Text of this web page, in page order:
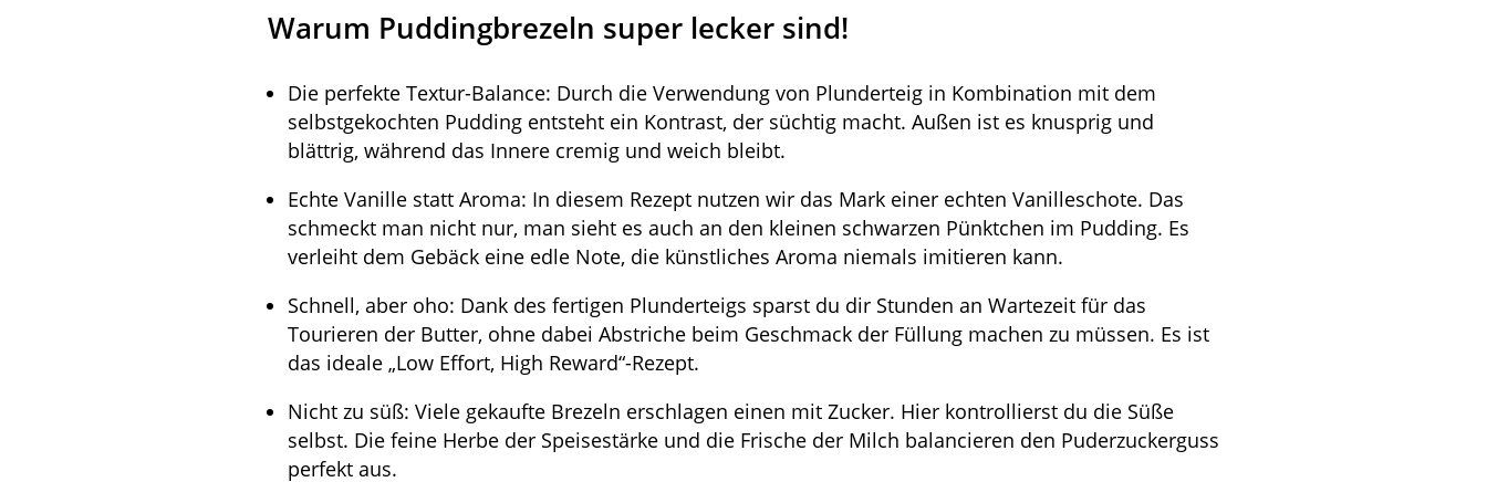
Warum Puddingbrezeln super lecker sind!
Die perfekte Textur-Balance: Durch die Verwendung von Plunderteig in Kombination mit dem
selbstgekochten Pudding entsteht ein Kontrast, der süchtig macht. Außen ist es knusprig und
blättrig, während das Innere cremig und weich bleibt.
Echte Vanille statt Aroma: In diesem Rezept nutzen wir das Mark einer echten Vanilleschote. Das
schmeckt man nicht nur, man sieht es auch an den kleinen schwarzen Pünktchen im Pudding. Es
verleiht dem Gebäck eine edle Note, die künstliches Aroma niemals imitieren kann.
Schnell, aber oho: Dank des fertigen Plunderteigs sparst du dir Stunden an Wartezeit für das
Tourieren der Butter, ohne dabei Abstriche beim Geschmack der Füllung machen zu müssen. Es ist
das ideale „Low Effort, High Reward“-Rezept.
Nicht zu süß: Viele gekaufte Brezeln erschlagen einen mit Zucker. Hier kontrollierst du die Süße
selbst. Die feine Herbe der Speisestärke und die Frische der Milch balancieren den Puderzuckerguss
perfekt aus.